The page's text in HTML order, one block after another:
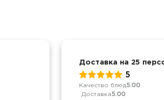
Доставка на 25
5
Качество блюд5.00
Доставка5.00